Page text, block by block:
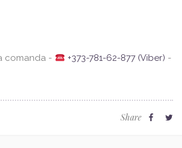
comanda - +373-781-62-877 (Viber) -
Share